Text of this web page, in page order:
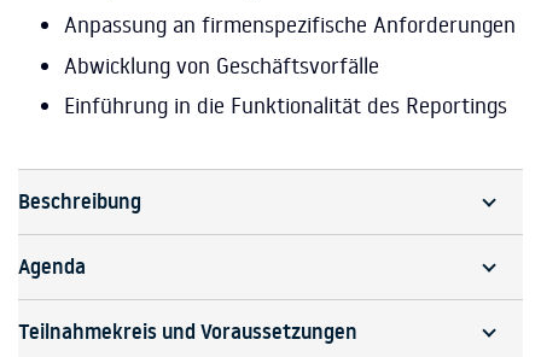
Anpassung an firmenspezifische Anforderungen
Abwicklung von Geschäftsvorfälle
Einführung in die Funktionalität des Reportings
Beschreibung
Agenda
Teilnahmekreis und Voraussetzungen